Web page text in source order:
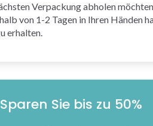
Verpackung abholen
von 1-2 Tagen in Ihren Händen
erhalten.
Sparen Sie bis zu 50%